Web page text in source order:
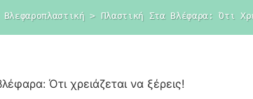
Βλεφαροπλαστική > Πλαστική Στα Βλέφαρα: Ότι